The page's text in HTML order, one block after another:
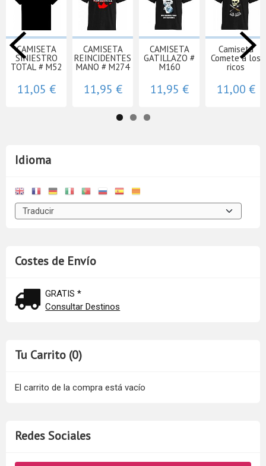
Idioma
Costes de Envío
GRATIS *
Consultar Destinos
Tu Carrito (0)
El carrito de la compra está vacío
Redes Sociales
CAMISETA
SINIESTRO
TOTAL # M52
11,05 €
CAMISETA
REINCIDENTES
MANO # M274
11,95 €
CAMISETA
GATILLAZO #
M160
11,95 €
Camiseta
Comete a los
ricos
11,00 €